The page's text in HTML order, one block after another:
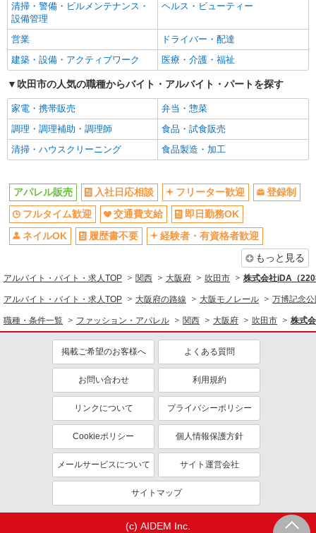
ネイルOK
履歴書不要
経験者・有資格者歓迎
新卒・第二新卒歓迎
主婦・主夫歓迎
学歴不問
エルダー（50代～）活躍中
10時～勤務OK
時間や曜日が選べる・シフト自由
残業少なめ（月20h未満）
産休・育休取得実績あり
禁煙・分煙
駅直結・駅チカ
社会保険あり
同じ職種から求人を探す
ファッション・アパレル
アパレル販売
同じ特徴から求人を探す
産休・育休取得実績あり
社会保険あり
清掃・警備・ビルメンテナンス・
設備管理
ヘルス・ビューティー
営業
ドライバー・配達
建築・設備・アクティブワーク
医療・介護・福祉
吹田市の人気の職種からバイト・アルバイト・パートを探す
家電・携帯販売
弁当・惣菜
調理・調理補助・調理師
食品・試食販売
清掃・ハウスクリーニング
食品製造・加工
アパレル販売 入社日応相談 フリーター歓迎
登録制
フルタイム歓迎
交通費支給
即日勤務OK
ネイルOK
履歴書不要
経験者・有資格者歓迎
もっと見る
アルバイト・バイト・求人TOP 関西 大阪府 吹田市 株式会社iDA（
アルバイト・バイト・求人TOP 大阪府の路線 大阪モノレール 万博記念
職種・条件一覧 ファッション・アパレル 関西 大阪府 吹田市 株式
掲載ご希望のお客様へ よくある質問
お問い合わせ 利用規約
リンクについて プライバシーポリシー
Cookieポリシー 個人情報保護方針
メールサービスについて サイト運営会社
サイトマップ
(c) AIDEM Inc.